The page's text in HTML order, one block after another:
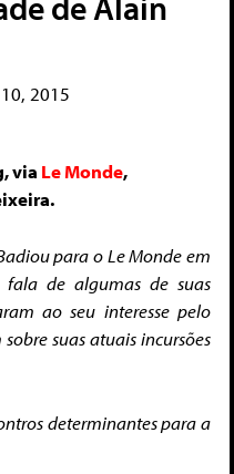
2015
via Le Monde,
para o Le Monde em
fala de algumas de suas
ao seu interesse pelo
suas atuais incursões
determinantes para a